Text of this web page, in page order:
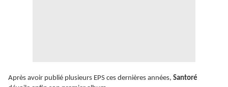
Après avoir publié plusieurs EPS ces dernières années, Santoré